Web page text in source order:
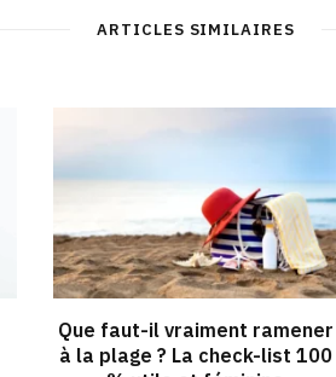
ARTICLES SIMILAIRES
Que faut-il vraiment ramener
à la plage ? La check-list 100